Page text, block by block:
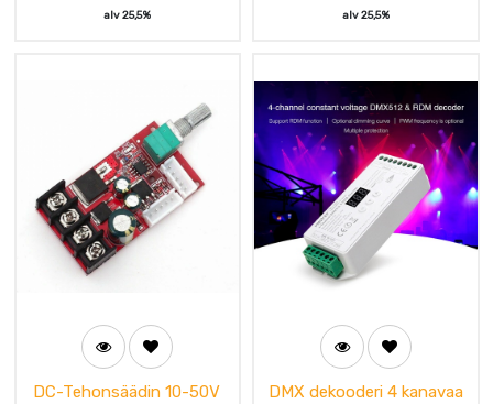
alv 25,5% alv 25,5%
DC-Tehonsäädin 10-50V
DMX dekooderi 4 kanavaa